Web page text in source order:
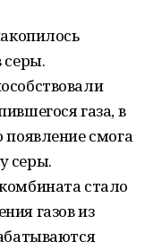
серы.
газа, в
появление смога
серы.
стало
газов из